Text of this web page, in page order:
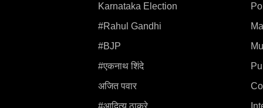
Karnataka Election
#rahul Gandhi
#BJP
#एकनाथ शिंदे
अजित पवार
#आदित्य ठाकरे